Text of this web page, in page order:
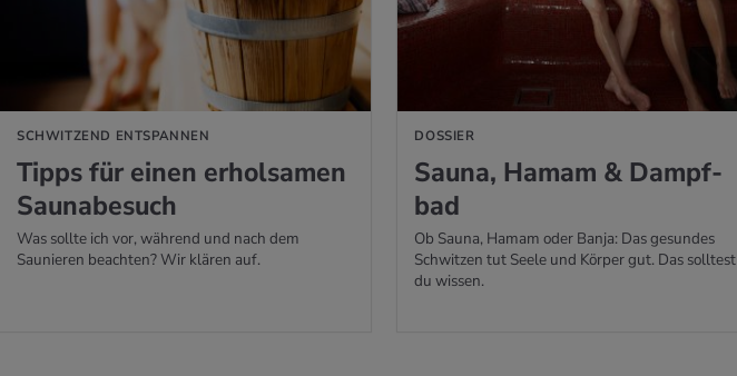
SCHWITZEND ENTSPANNEN
Tipps für einen er­hol­sa­men
Sau­na­be­such
Was sollte ich vor, während und nach dem
Saunieren beachten? Wir klären auf.
DOSSIER
Sauna, Hamam & Dampf­
bad
Ob Sauna, Hamam oder Banja: Das gesundes
Schwitzen tut Seele und Körper gut. Das solltest
du wissen.